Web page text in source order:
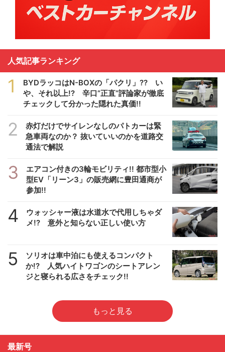
人気記事ランキング
1
BYDラッコはN-BOXの「パクリ」?? い
や、それ以上!? 辛口”正直”評論家が徹底
チェックして分かった隠れた真価!!
2
赤灯だけでサイレンなしのパトカーは緊
急車両なのか？ 抜いていいのかを道路交
通法で解説
3
エアコン付きの3輪モビリティ!! 都市型小
型EV「リーン3」の販売網に豊田通商が
参加!!
4
ウォッシャー液は水道水で代用しちゃダ
メ!? 意外と知らない正しい使い方
5
ソリオは車中泊にも使えるコンパクト
か!? 人気ハイトワゴンのシートアレン
ジと寝られる広さをチェック!!
もっと見る
最新号